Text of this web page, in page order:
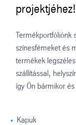
projektjéhez!
Termékportfóliónk
színesfémeket és
termékek
szállítással,
így Ön bármikor
Kapuk